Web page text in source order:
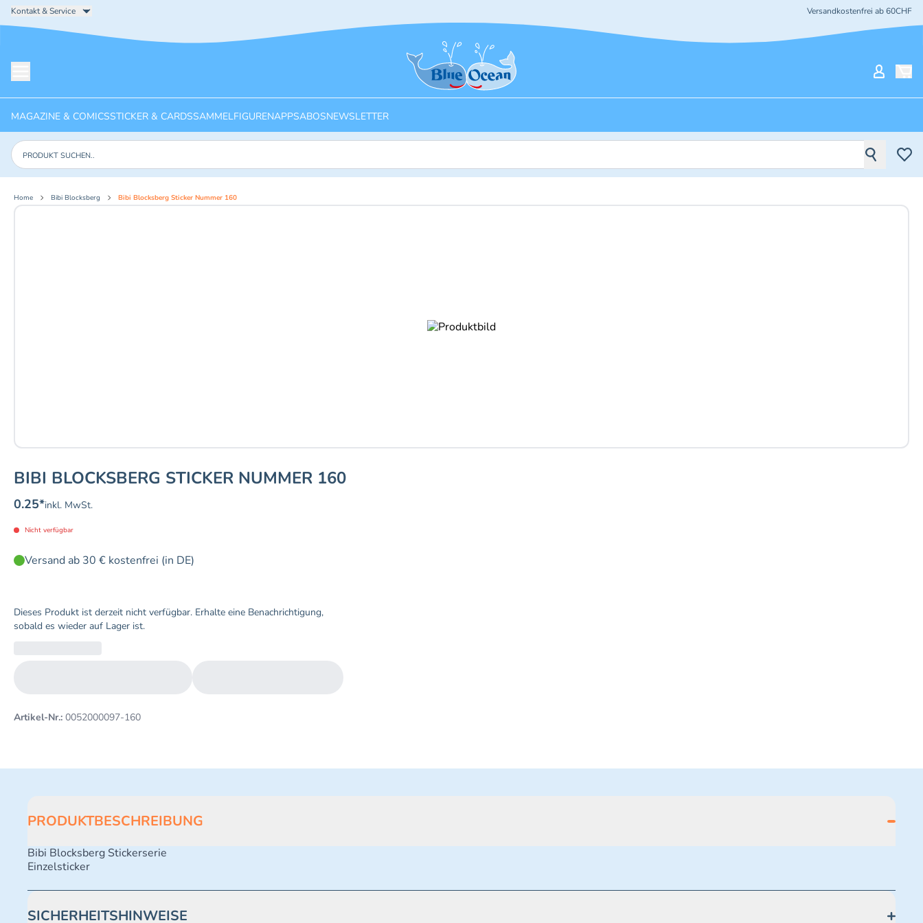
Kontakt & Service Versandkostenfrei ab 60CHF
Startseite
MAGAZINE & COMICSSTICKER & CARDSSAMMELFIGURENAPPSABOSNEWSLETTER
Produkte suchen
Home Bibi Blocksberg Bibi Blocksberg Sticker Nummer 160
BIBI BLOCKSBERG STICKER NUMMER 160
0.25*inkl. MwSt.
Nicht verfügbar
Versand ab 30 € kostenfrei (in DE)
Dieses Produkt ist derzeit nicht verfügbar. Erhalte eine Benachrichtigung,
sobald es wieder auf Lager ist.
Artikel-Nr.: 0052000097-160
PRODUKTBESCHREIBUNG
Bibi Blocksberg Stickerserie
Einzelsticker
SICHERHEITSHINWEISE